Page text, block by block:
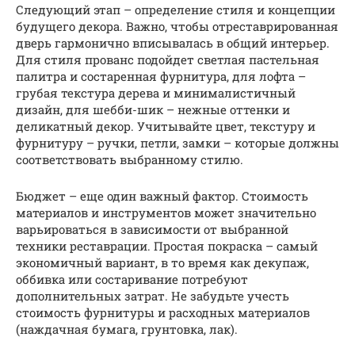
Следующий этап – определение стиля и концепции
будущего декора. Важно, чтобы отреставрированная
дверь гармонично вписывалась в общий интерьер.
Для стиля прованс подойдет светлая пастельная
палитра и состаренная фурнитура, для лофта –
грубая текстура дерева и минималистичный
дизайн, для шебби-шик – нежные оттенки и
деликатный декор. Учитывайте цвет, текстуру и
фурнитуру – ручки, петли, замки – которые должны
соответствовать выбранному стилю.
Бюджет – еще один важный фактор. Стоимость
материалов и инструментов может значительно
варьироваться в зависимости от выбранной
техники реставрации. Простая покраска – самый
экономичный вариант, в то время как декупаж,
оббивка или состаривание потребуют
дополнительных затрат. Не забудьте учесть
стоимость фурнитуры и расходных материалов
(наждачная бумага, грунтовка, лак).